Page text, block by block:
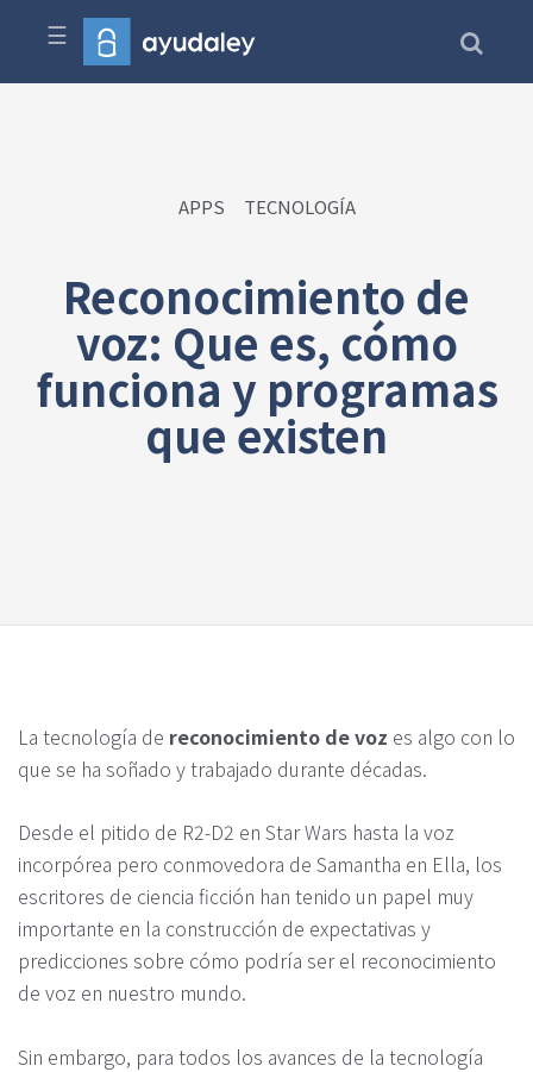
☰
APPS TECNOLOGÍA
Reconocimiento de
voz: Que es, cómo
funciona y programas
que existen
La tecnología de reconocimiento de voz es algo con lo
que se ha soñado y trabajado durante décadas.
Desde el pitido de R2-D2 en Star Wars hasta la voz
incorpórea pero conmovedora de Samantha en Ella, los
escritores de ciencia ficción han tenido un papel muy
importante en la construcción de expectativas y
predicciones sobre cómo podría ser el reconocimiento
de voz en nuestro mundo.
Sin embargo, para todos los avances de la tecnología